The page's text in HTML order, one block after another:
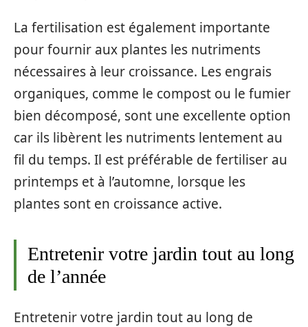
La fertilisation est également importante
pour fournir aux plantes les nutriments
nécessaires à leur croissance. Les engrais
organiques, comme le compost ou le fumier
bien décomposé, sont une excellente option
car ils libèrent les nutriments lentement au
fil du temps. Il est préférable de fertiliser au
printemps et à l’automne, lorsque les
plantes sont en croissance active.
Entretenir votre jardin tout au long
de l’année
Entretenir votre jardin tout au long de